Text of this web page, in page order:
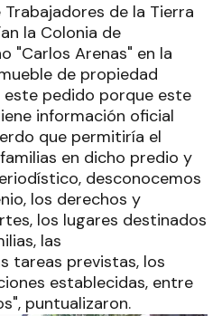
de la Tierra
la Colonia de
"Carlos Arenas" en la
de propiedad
este pedido porque este
información oficial
que permitiría el
en dicho predio y
desconocemos
los derechos y
los lugares destinados
las
tareas previstas, los
establecidas, entre
puntualizaron.